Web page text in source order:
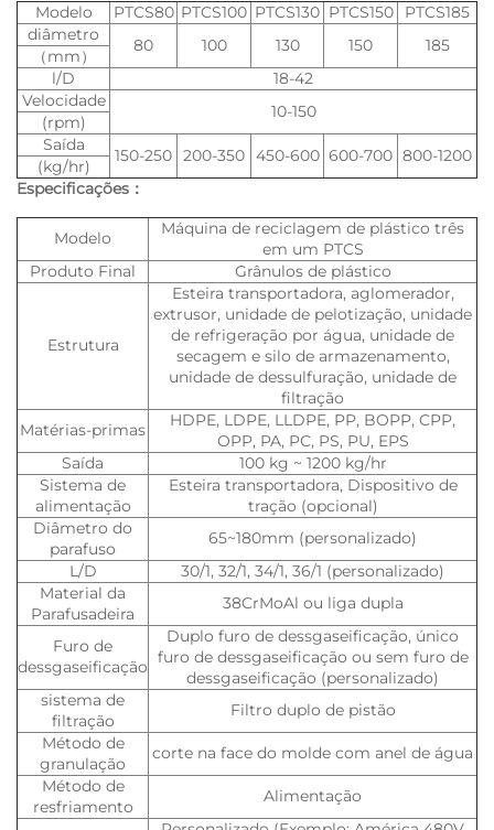
Modelo
PTCS80 PTCS100 PTCS130 PTCS150
PTCS185
diâmetro
80 100 130 150 185
（mm）
l/D
18-42
Velocidade
10-150
(rpm)
Saída
150-250 200-350 450-600 600-700 800-1200
(kg/hr)
Especificações：
Modelo
Máquina de reciclagem de plástico três
em um PTCS
Produto Final
Grânulos de plástico
Estrutura
Esteira transportadora, aglomerador,
extrusor, unidade de pelotização, unidade
de refrigeração por água, unidade de
secagem e silo de armazenamento,
unidade de dessulfuração, unidade de
filtração
Matérias-primas
HDPE, LDPE, LLDPE, PP, BOPP, CPP,
OPP, PA, PC, PS, PU, EPS
Saída
100 kg ~ 1200 kg/hr
Sistema de
alimentação
Esteira transportadora, Dispositivo de
tração (opcional)
Diâmetro do
parafuso
65~180mm (personalizado)
L/D
30/1, 32/1, 34/1, 36/1 (personalizado)
Material da
Parafusadeira
38CrMoAl ou liga dupla
Furo de
dessgaseificação
Duplo furo de dessgaseificação, único
furo de dessgaseificação ou sem furo de
dessgaseificação (personalizado)
sistema de
filtração
Filtro duplo de pistão
Método de
granulação
corte na face do molde com anel de água
Método de
resfriamento
Alimentação